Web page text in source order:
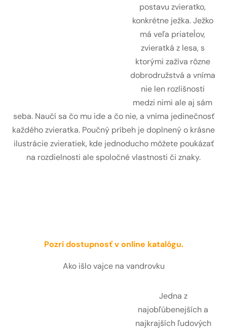
postavu zvieratko,
konkrétne ježka. Ježko
má veľa priateĺov,
zvieratká z lesa, s
ktorými zažíva rôzne
dobrodružstvá a vníma
nie len rozlišnosti
medzi nimi ale aj sám
seba. Naučí sa čo mu ide a čo nie, a vníma jedinečnosť
každého zvieratka. Poučný príbeh je doplnený o krásne
ilustrácie zvieratiek, kde jednoducho môžete poukázať
na rozdielnosti ale spoločné vlastnosti či znaky.
Pozri dostupnosť v online katalógu.
Ako išlo vajce na vandrovku
Jedna z
najobľúbenejších a
najkrajších ľudových